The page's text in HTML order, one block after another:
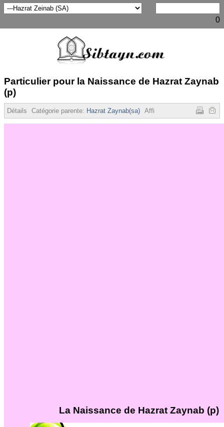
0
Particulier pour la Naissance de Hazrat Zaynab
(p)
Détails Catégorie parente: Hazrat Zaynab(sa) Affichages :
La Naissance de Hazrat Zaynab (p)